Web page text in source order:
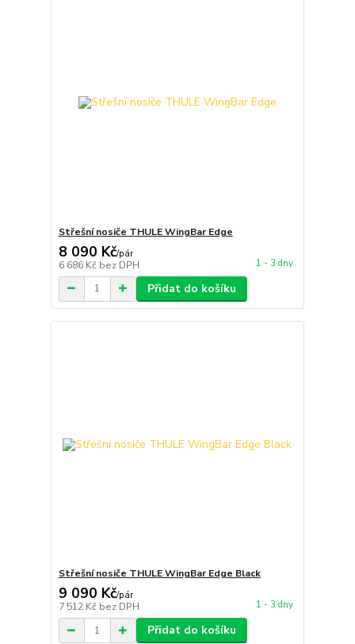
Střešní nosiče THULE WingBar Edge
8 090 Kč/pár
6 686 Kč bez DPH 1 - 3 dny
Přidat do košíku
Střešní nosiče THULE WingBar Edge Black
9 090 Kč/pár
7 512 Kč bez DPH 1 - 3 dny
Přidat do košíku